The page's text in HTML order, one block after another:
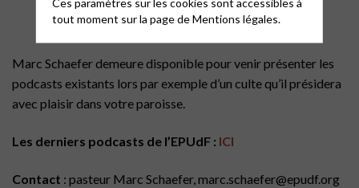
Marc Schaefer demeure disponible pour venir présenter les
podcasts existants lors par exemple d’un culte qu’il présidera
avec plaisir dans votre paroisse.
Les derniers podcasts de l’EPUdF : ICI
Contact : pasteur Marc Schaefer, marc.schaefer@epudf.org
tout moment sur la page deMentions légales.